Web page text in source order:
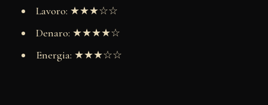
Lavoro: ★★★☆☆
Denaro: ★★★★☆
Energia: ★★★☆☆